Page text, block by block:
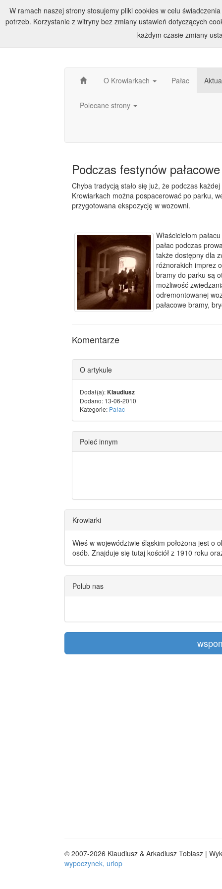
O Krowiarkach Pałac
Polecane strony
Podczas festynów
Chyba tradycją stało się już, że podczas
Krowiarkach można pospacerować po parku,
przygotowana ekspozycję w wozowni.
Właścicielom
pałac podczas
także dostępny dla
różnorakich imprez
bramy do parku są
możliwość
odremontowanej
pałacowe bramy,
Komentarze
O artykule
Dodał(a):Klaudiusz
Dodano: 13-06-2010
Kategorie: Pałac
Poleć innym
Krowiarki
Wieś w województwie śląskim położona jest o
osób. Znajduje się tutaj kościół z 1910 roku
Polub nas
© 2007-2026 Klaudiusz & Arkadiusz Tobiasz |
wypoczynek, urlop
W ramach naszej strony stosujemy pliki cookies w celu
potrzeb. Korzystanie z witryny bez zmiany ustawień dotyczących
każdym czasie zmiany